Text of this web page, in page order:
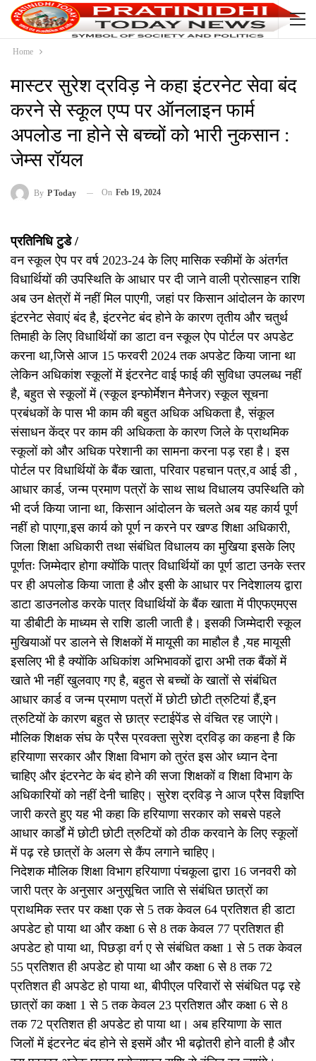
Home
मास्टर सुरेश द्रविड़ ने कहा इंटरनेट सेवा बंद
करने से स्कूल एप्प पर ऑनलाइन फार्म
अपलोड ना होने से बच्चों को भारी नुकसान :
जेम्स रॉयल
By P Today On Feb 19, 2024
प्रतिनिधि टुडे /
वन स्कूल ऐप पर वर्ष 2023-24 के लिए मासिक स्कीमों के अंतर्गत
विधार्थियों की उपस्थिति के आधार पर दी जाने वाली प्रोत्साहन राशि
अब उन क्षेत्रों में नहीं मिल पाएगी, जहां पर किसान आंदोलन के कारण
इंटरनेट सेवाएं बंद है, इंटरनेट बंद होने के कारण तृतीय और चतुर्थ
तिमाही के लिए विधार्थियों का डाटा वन स्कूल ऐप पोर्टल पर अपडेट
करना था,जिसे आज 15 फरवरी 2024 तक अपडेट किया जाना था
लेकिन अधिकांश स्कूलों में इंटरनेट वाई फाई की सुविधा उपलब्ध नहीं
है, बहुत से स्कूलों में (स्कूल इन्फोर्मेशन मैनेजर) स्कूल सूचना
प्रबंधकों के पास भी काम की बहुत अधिक अधिकता है, संकूल
संसाधन केंद्र पर काम की अधिकता के कारण जिले के प्राथमिक
स्कूलों को और अधिक परेशानी का सामना करना पड़ रहा है। इस
पोर्टल पर विधार्थियों के बैंक खाता, परिवार पहचान पत्र,व आई डी ,
आधार कार्ड, जन्म प्रमाण पत्रों के साथ साथ विधालय उपस्थिति को
भी दर्ज किया जाना था, किसान आंदोलन के चलते अब यह कार्य पूर्ण
नहीं हो पाएगा,इस कार्य को पूर्ण न करने पर खण्ड शिक्षा अधिकारी,
जिला शिक्षा अधिकारी तथा संबंधित विधालय का मुखिया इसके लिए
पूर्णतः जिम्मेदार होगा क्योंकि पात्र विधार्थियों का पूर्ण डाटा उनके स्तर
पर ही अपलोड किया जाता है और इसी के आधार पर निदेशालय द्वारा
डाटा डाउनलोड करके पात्र विधार्थियों के बैंक खाता में पीएफएमएस
या डीबीटी के माध्यम से राशि डाली जाती है। इसकी जिम्मेदारी स्कूल
मुखियाओं पर डालने से शिक्षकों में मायूसी का माहौल है ,यह मायूसी
इसलिए भी है क्योंकि अधिकांश अभिभावकों द्वारा अभी तक बैंकों में
खाते भी नहीं खुलवाए गए है, बहुत से बच्चों के खातों से संबंधित
आधार कार्ड व जन्म प्रमाण पत्रों में छोटी छोटी त्रुटियां हैं,इन
त्रुटियों के कारण बहुत से छात्र स्टाईपेंड से वंचित रह जाएंगे।
मौलिक शिक्षक संघ के प्रैस प्रवक्ता सुरेश द्रविड़ का कहना है कि
हरियाणा सरकार और शिक्षा विभाग को तुरंत इस ओर ध्यान देना
चाहिए और इंटरनेट के बंद होने की सजा शिक्षकों व शिक्षा विभाग के
अधिकारियों को नहीं देनी चाहिए। सुरेश द्रविड़ ने आज प्रैस विज्ञप्ति
जारी करते हुए यह भी कहा कि हरियाणा सरकार को सबसे पहले
आधार कार्डों में छोटी छोटी त्रुटियों को ठीक करवाने के लिए स्कूलों
में पढ़ रहे छात्रों के अलग से कैंप लगाने चाहिए।
निदेशक मौलिक शिक्षा विभाग हरियाणा पंचकूला द्वारा 16 जनवरी को
जारी पत्र के अनुसार अनुसूचित जाति से संबंधित छात्रों का
प्राथमिक स्तर पर कक्षा एक से 5 तक केवल 64 प्रतिशत ही डाटा
अपडेट हो पाया था और कक्षा 6 से 8 तक केवल 77 प्रतिशत ही
अपडेट हो पाया था, पिछड़ा वर्ग ए से संबंधित कक्षा 1 से 5 तक केवल
55 प्रतिशत ही अपडेट हो पाया था और कक्षा 6 से 8 तक 72
प्रतिशत ही अपडेट हो पाया था, बीपीएल परिवारों से संबंधित पढ़ रहे
छात्रों का कक्षा 1 से 5 तक केवल 23 प्रतिशत और कक्षा 6 से 8
तक 72 प्रतिशत ही अपडेट हो पाया था। अब हरियाणा के सात
जिलों में इंटरनेट बंद होने से इसमें और भी बढ़ोतरी होने वाली है और